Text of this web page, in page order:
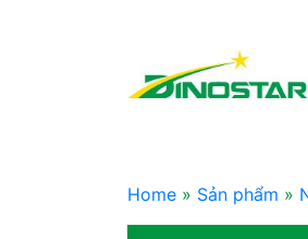
Home » Sản phẩm »